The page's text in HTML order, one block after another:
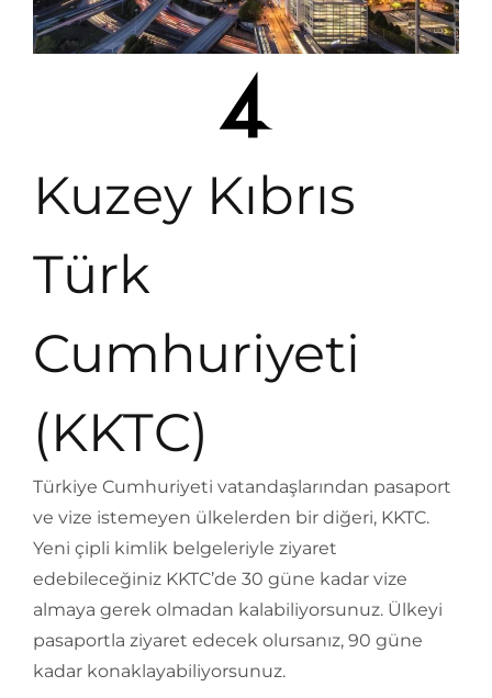
Kuzey Kıbrıs
Türk
Cumhuriyeti
(KKTC)
Türkiye Cumhuriyeti vatandaşlarından pasaport
ve vize istemeyen ülkelerden bir diğeri, KKTC.
Yeni çipli kimlik belgeleriyle ziyaret
edebileceğiniz KKTC’de 30 güne kadar vize
almaya gerek olmadan kalabiliyorsunuz. Ülkeyi
pasaportla ziyaret edecek olursanız, 90 güne
kadar konaklayabiliyorsunuz.